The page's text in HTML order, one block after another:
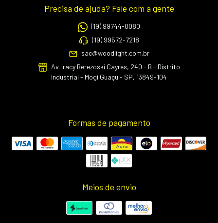
Precisa de ajuda? Fale com a gente
(19) 99744-0080
(19) 99572-7218
sac@woodlight.com.br
Av. Iracy Berezoski Cayres, 240 - B - Distrito
Industrial - Mogi Guaçu - SP, 13849-104
Formas de pagamento
Meios de envio